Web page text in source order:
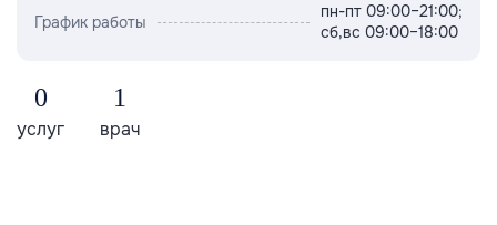
График работы
пн-пт 09:00–21:00;
сб,вс 09:00–18:00
0
услуг
1
врач